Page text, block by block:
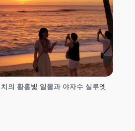
의 황홍빛 일몰과 야자수 실루엣